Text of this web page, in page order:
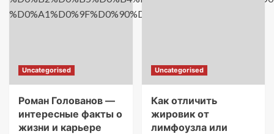
Uncategorised
Роман Голованов —
интересные факты о
жизни и карьере
Uncategorised
Как отличить
жировик от
лимфоузла или